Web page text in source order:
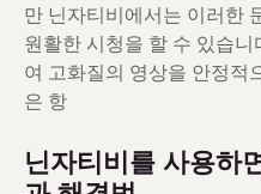
만 닌자티비에서는 이러한
원활한 시청을 할 수 있습
여 고화질의 영상을 안정적
은 항
닌자티비를 사용하